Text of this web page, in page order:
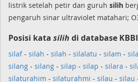
listrik setelah petir dan guruh silih
pengaruh sinar ultraviolet matahari;
Posisi kata silih di database
silaf- silah - silah - silalatu - silam -
silang - silang - silap - silap - silara -
silaturahim - silaturahmi - silau - silau